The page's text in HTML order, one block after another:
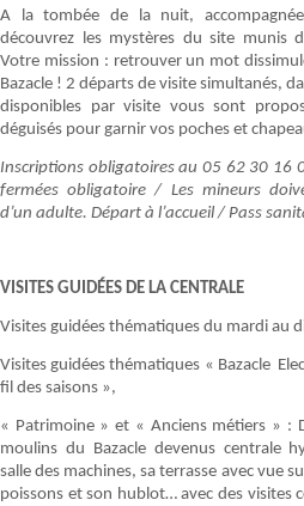
A la tombée de la nuit,
découvrez les mystères du site munis
Votre mission : retrouver un mot
Bazacle ! 2 départs de visite simultanés,
disponibles par visite vous sont
déguisés pour garnir vos poches et
Inscriptions obligatoires au 05 62 30 16
fermées obligatoire / Les mineurs
d’un adulte. Départ à l’accueil / Pass
VISITES GUIDÉES DE LA CENTRALE
Visites guidées thématiques du mardi au
Visites guidées thématiques « Bazacle
fil des saisons »,
« Patrimoine » et « Anciens métiers » :
moulins du Bazacle devenus centrale
salle des machines, sa terrasse avec vue
poissons et son hublot… avec des visites